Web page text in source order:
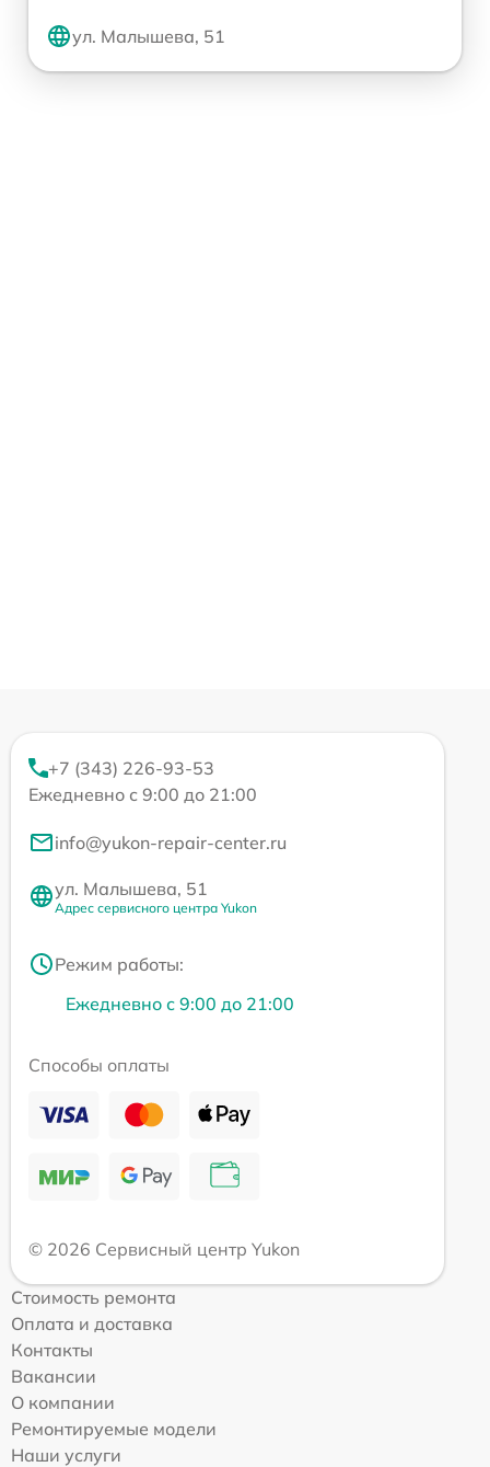
ул. Малышева, 51
+7 (343) 226-93-53
Ежедневно с 9:00 до 21:00
info@yukon-repair-center.ru
ул. Малышева, 51
Адрес сервисного центра Yukon
Режим работы:
Ежедневно с 9:00 до 21:00
Способы оплаты
© 2026 Сервисный центр Yukon
Стоимость ремонта
Оплата и доставка
Контакты
Вакансии
О компании
Ремонтируемые модели
Наши услуги